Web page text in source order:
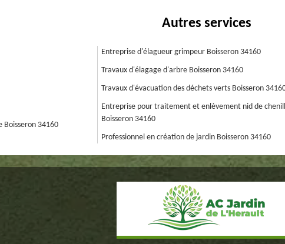
Autres services
Boisseron 34160
Entreprise d'élagueur grimpeur Boisseron 34160
Travaux d'élagage d'arbre Boisseron 34160
Travaux d'évacuation des déchets verts Boisseron
Entreprise pour traitement et enlèvement nid de
Boisseron 34160
Professionnel en création de jardin Boisseron 34160